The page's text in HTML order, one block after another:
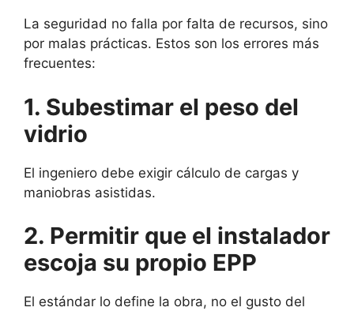
La seguridad no falla por falta de recursos, sino
por malas prácticas. Estos son los errores más
frecuentes:
1. Subestimar el peso del
vidrio
El ingeniero debe exigir cálculo de cargas y
maniobras asistidas.
2. Permitir que el instalador
escoja su propio EPP
El estándar lo define la obra, no el gusto del